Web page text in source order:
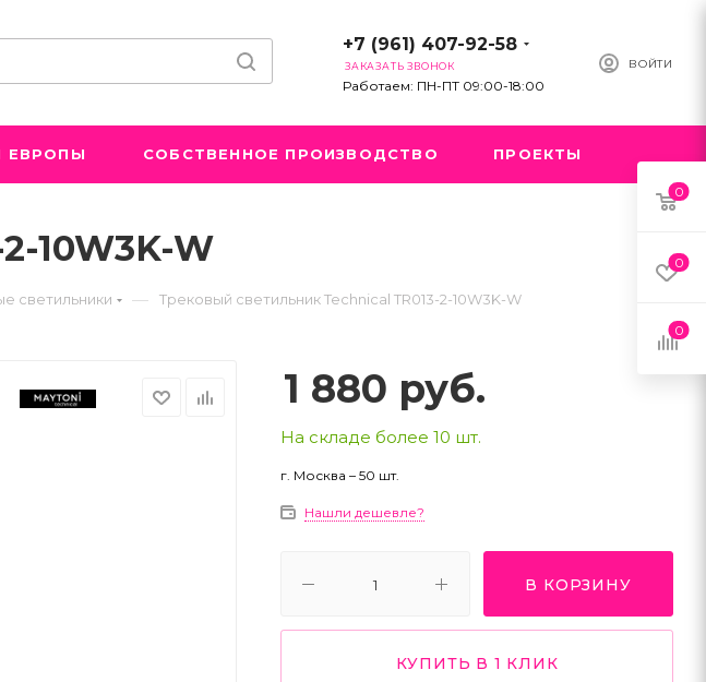
ВОЙТИ
+7 (961) 407-92-58
ЗАКАЗАТЬ ЗВОНОК
Работаем: ПН-ПТ 09:00-18:00
ЕВРОПЫ СОБСТВЕННОЕ ПРОИЗВОДСТВО ПРОЕКТЫ
10W3K-W
светильники — Трековый светильник Technical TR013-2-10W3K-W
1 880 руб.
На складе более 10 шт.
г. Москва – 50 шт.
Нашли дешевле?
В КОРЗИНУ
КУПИТЬ В 1 КЛИК
0
0
0